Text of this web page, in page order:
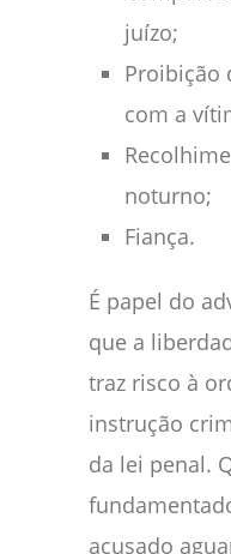
juízo;
Proibição
com a
noturno;
Fiança.
É papel do
que a
traz risco à
instrução
da lei penal.
acusado